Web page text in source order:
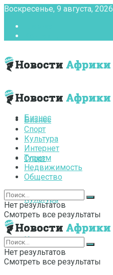
Воскресенье, 9 августа, 2026
Бизнес
Спорт
Культура
Интернет
Бизнес
Спорт
Культура
Интернет
Туризм
Недвижимость
Общество
Нет результатов
Смотреть все результаты
Нет результатов
Смотреть все результаты